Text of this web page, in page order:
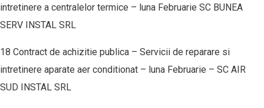
intretinere a centralelor termice – luna Februarie SC BUNEA
SERV INSTAL SRL
18 Contract de achizitie publica – Servicii de reparare si
intretinere aparate aer conditionat – luna Februarie – SC AIR
SUD INSTAL SRL